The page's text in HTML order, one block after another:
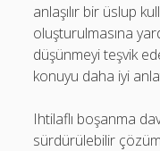
anlaşılır bir üslup
oluşturulmasına
düşünmeyi teşvik
konuyu daha iyi
Ihtilaflı boşanma
sürdürülebilir